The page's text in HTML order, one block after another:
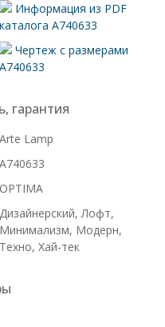
Информация из PDF
каталога A740633
Чертеж с размерами
A740633
гарантия
Arte Lamp
A740633
OPTIMA
Дизайнерский, Лофт,
Минимализм, Модерн,
Техно, Хай-тек